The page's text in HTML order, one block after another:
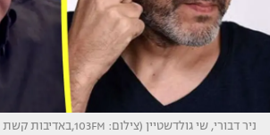
ניר דבורי, שי גולדשטיין (צילום: 103FM,באדיבות קשת 12)